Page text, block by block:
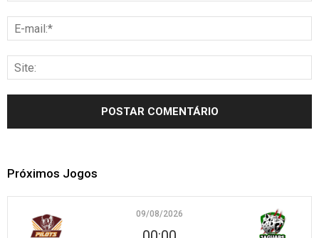
Próximos Jogos
09/08/2026